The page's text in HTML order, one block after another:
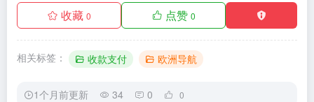
收藏 0 点赞 0
相关标签： 收款支付 欧洲导航
1个月前更新 34 0 0